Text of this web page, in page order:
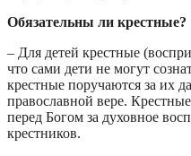
Обязательны ли крестные?
– Для детей крестные
что сами дети не могут
крестные поручаются за их
православной вере.
перед Богом за духовное
крестников.